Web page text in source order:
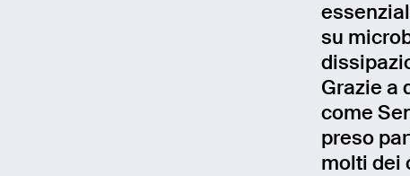
su
Grazie a
come
preso
molti dei